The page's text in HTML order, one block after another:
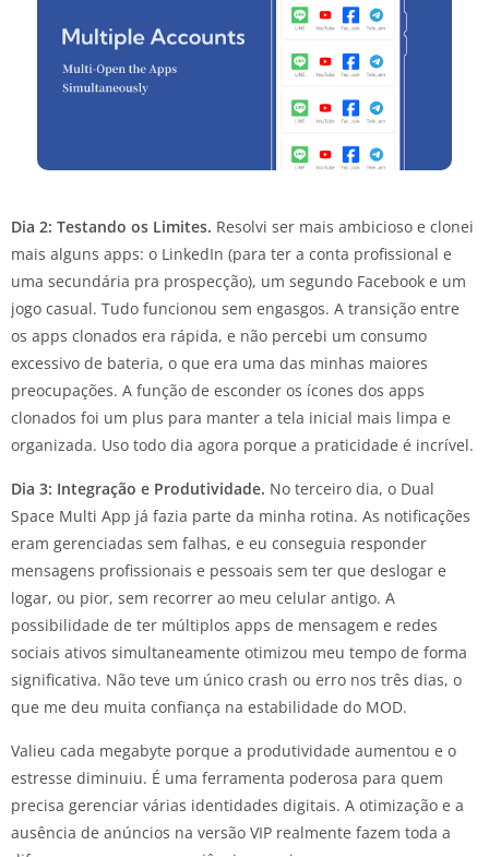
Dia 2: Testando os Limites. Resolvi ser mais ambicioso e clonei
mais alguns apps: o LinkedIn (para ter a conta profissional e
uma secundária pra prospecção), um segundo Facebook e um
jogo casual. Tudo funcionou sem engasgos. A transição entre
os apps clonados era rápida, e não percebi um consumo
excessivo de bateria, o que era uma das minhas maiores
preocupações. A função de esconder os ícones dos apps
clonados foi um plus para manter a tela inicial mais limpa e
organizada. Uso todo dia agora porque a praticidade é incrível.
Dia 3: Integração e Produtividade. No terceiro dia, o Dual
Space Multi App já fazia parte da minha rotina. As notificações
eram gerenciadas sem falhas, e eu conseguia responder
mensagens profissionais e pessoais sem ter que deslogar e
logar, ou pior, sem recorrer ao meu celular antigo. A
possibilidade de ter múltiplos apps de mensagem e redes
sociais ativos simultaneamente otimizou meu tempo de forma
significativa. Não teve um único crash ou erro nos três dias, o
que me deu muita confiança na estabilidade do MOD.
Valieu cada megabyte porque a produtividade aumentou e o
estresse diminuiu. É uma ferramenta poderosa para quem
precisa gerenciar várias identidades digitais. A otimização e a
ausência de anúncios na versão VIP realmente fazem toda a